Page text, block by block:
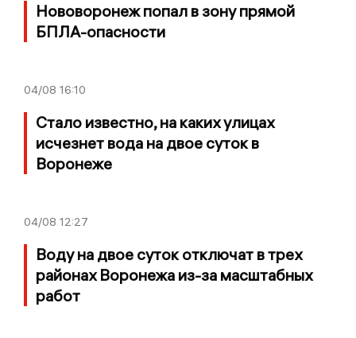
Нововоронеж попал в зону прямой
БПЛА-опасности
04/08 16:10
Стало известно, на каких улицах
исчезнет вода на двое суток в
Воронеже
04/08 12:27
Воду на двое суток отключат в трех
районах Воронежа из-за масштабных
работ